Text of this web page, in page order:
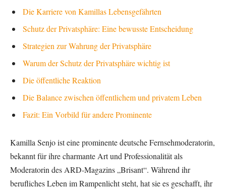
Die Karriere von Kamillas Lebensgefährten
Schutz der Privatsphäre: Eine bewusste Entscheidung
Strategien zur Wahrung der Privatsphäre
Warum der Schutz der Privatsphäre wichtig ist
Die öffentliche Reaktion
Die Balance zwischen öffentlichem und privatem Leben
Fazit: Ein Vorbild für andere Prominente
Kamilla Senjo ist eine prominente deutsche Fernsehmoderatorin,
bekannt für ihre charmante Art und Professionalität als
Moderatorin des ARD-Magazins „Brisant“. Während ihr
berufliches Leben im Rampenlicht steht, hat sie es geschafft, ihr